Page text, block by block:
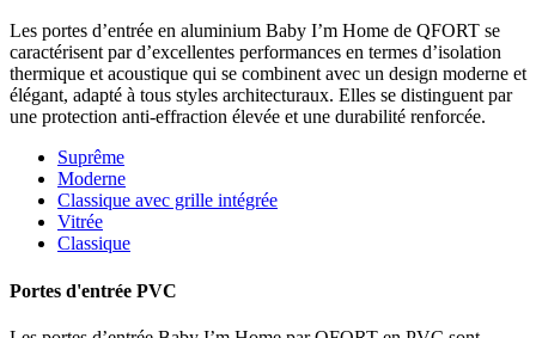
Les portes d’entrée en aluminium Baby I’m Home de QFORT se
caractérisent par d’excellentes performances en termes d’isolation
thermique et acoustique qui se combinent avec un design moderne et
élégant, adapté à tous styles architecturaux. Elles se distinguent par
une protection anti-effraction élevée et une durabilité renforcée.
Suprême
Moderne
Classique avec grille intégrée
Vitrée
Classique
Portes d'entrée PVC